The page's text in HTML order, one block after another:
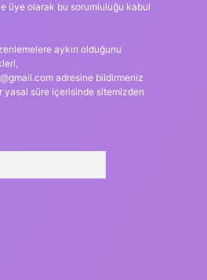
üye olarak bu sorumluluğu kabul
aykırı olduğunu
adresine bildirmeniz
yasal süre içerisinde sitemizden